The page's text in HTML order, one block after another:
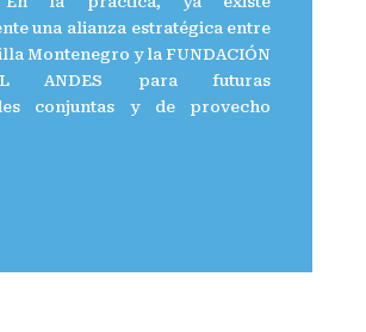
una alianza estratégica entre
Montenegro y la FUNDACIÓN
ANDES para futuras
conjuntas y de provecho